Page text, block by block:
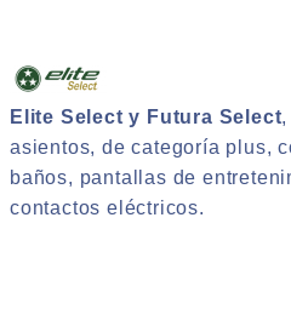
Elite Select y Futura Select
asientos, de categoría plus,
baños, pantallas de
contactos eléctricos.